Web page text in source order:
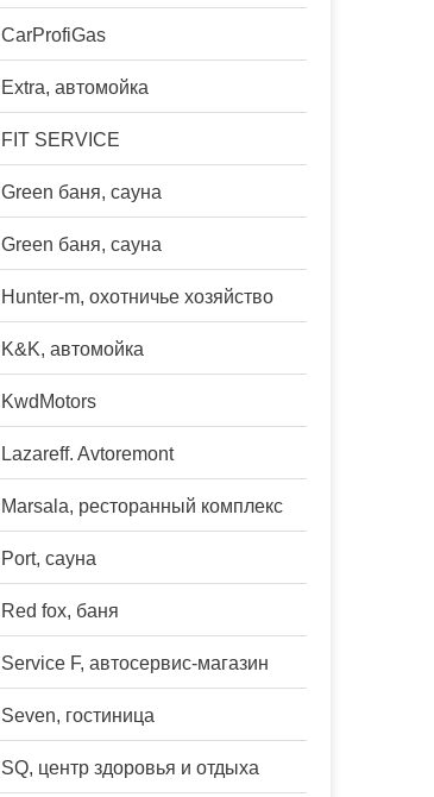
CarProfiGas
Extra, автомойка
FIT SERVICE
Green баня, сауна
Green баня, сауна
Hunter-m, охотничье хозяйство
K&K, автомойка
KwdMotors
Lazareff. Avtoremont
Marsala, ресторанный комплекс
Port, сауна
Red fox, баня
Service F, автосервис-магазин
Seven, гостиница
SQ, центр здоровья и отдыха